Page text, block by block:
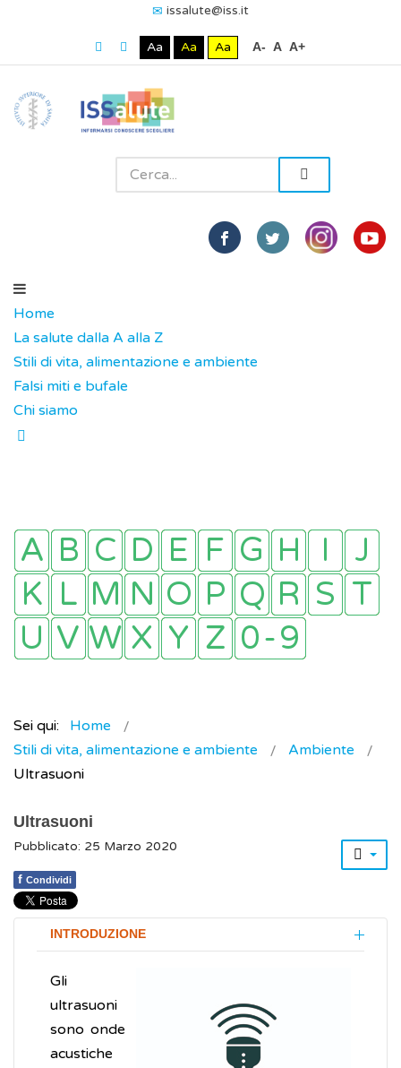
issalute@iss.it
Aa Aa Aa A- A A+
Home
La salute dalla A alla Z
Stili di vita, alimentazione e ambiente
Falsi miti e bufale
Chi siamo
Sei qui:
Home
Stili di vita, alimentazione e ambiente
Ambiente
Ultrasuoni
Ultrasuoni
Pubblicato: 25 Marzo 2020
f Condividi
INTRODUZIONE
Gli
ultrasuoni
sono onde
acustiche